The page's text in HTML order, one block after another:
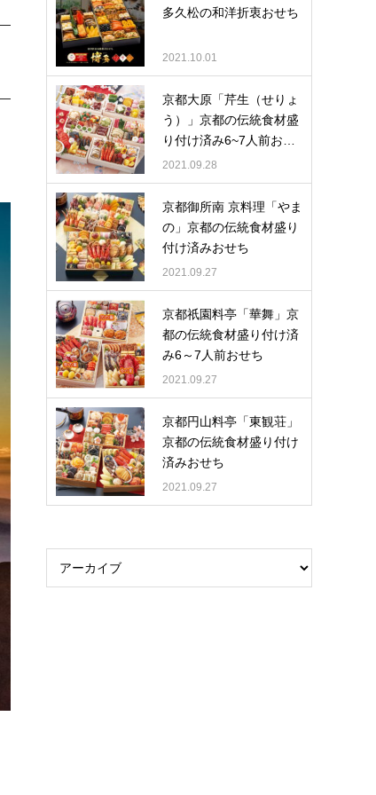
多久松の和洋折衷おせち
2021.10.01
京都大原「芹生（せりょ
う）」京都の伝統食材盛
り付け済み6~7人前お…
2021.09.28
京都御所南 京料理「やま
の」京都の伝統食材盛り
付け済みおせち
2021.09.27
京都祇園料亭「華舞」京
都の伝統食材盛り付け済
み6～7人前おせち
2021.09.27
京都円山料亭「東観荘」
京都の伝統食材盛り付け
済みおせち
2021.09.27